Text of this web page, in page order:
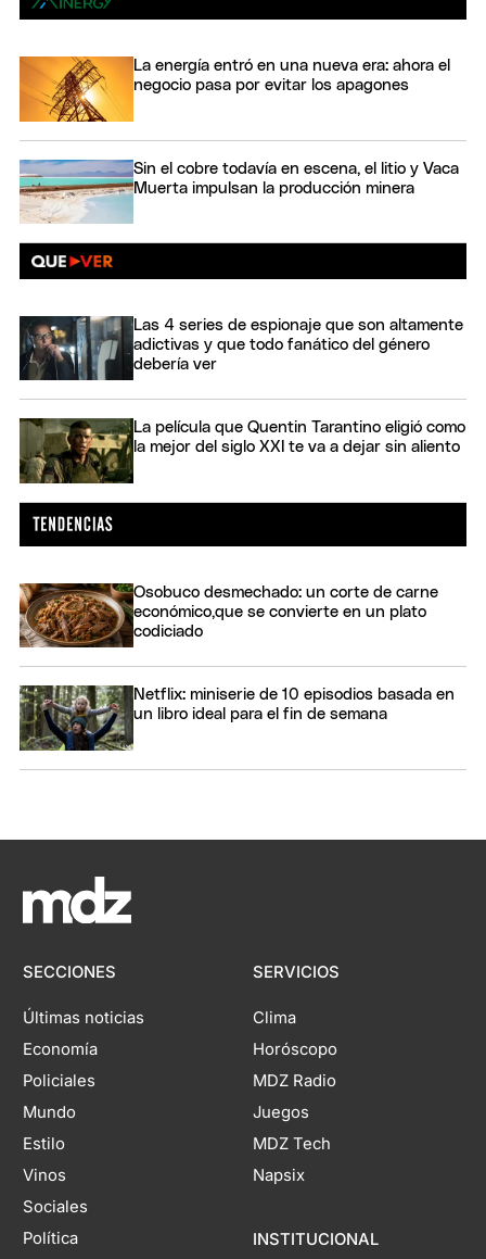
La energía entró en una nueva era: ahora el
negocio pasa por evitar los apagones
Sin el cobre todavía en escena, el litio y Vaca
Muerta impulsan la producción minera
Las 4 series de espionaje que son altamente
adictivas y que todo fanático del género
debería ver
La película que Quentin Tarantino eligió como
la mejor del siglo XXI te va a dejar sin aliento
Osobuco desmechado: un corte de carne
económico,que se convierte en un plato
codiciado
Netflix: miniserie de 10 episodios basada en
un libro ideal para el fin de semana
SECCIONES
Últimas noticias
Economía
Policiales
Mundo
Estilo
Vinos
Sociales
Política
SERVICIOS
Clima
Horóscopo
MDZ Radio
Juegos
MDZ Tech
Napsix
INSTITUCIONAL